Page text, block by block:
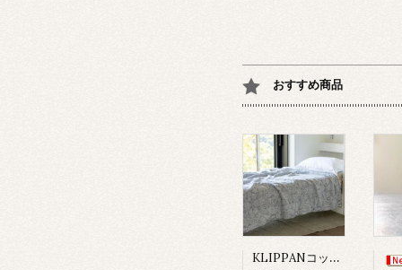
おすすめ商品
KLIPPANコットンスロー/サンフラワーブルー